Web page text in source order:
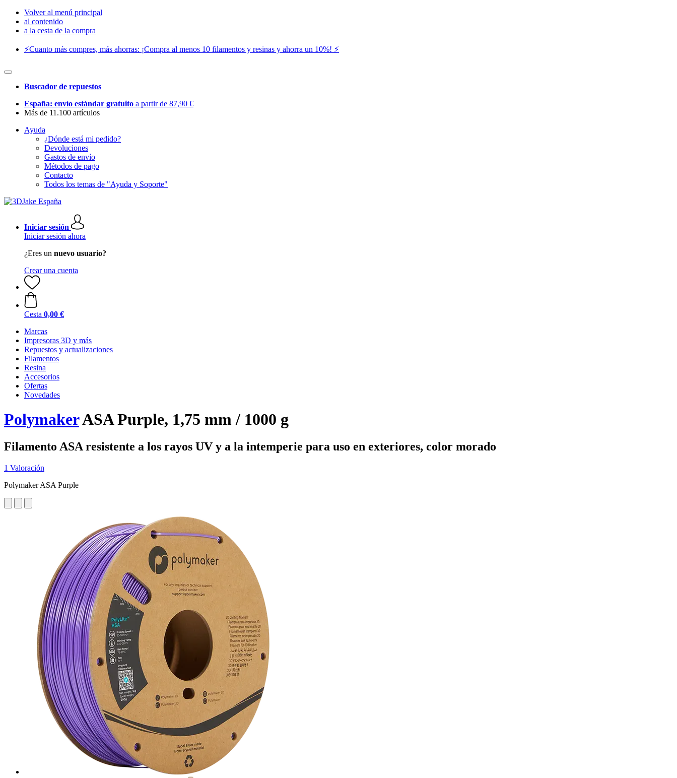
Volver al menú principal
al contenido
a la cesta de la compra
⚡️Cuanto más compres, más ahorras: ¡Compra al menos 10 filamentos y resinas y ahorra un 10%! ⚡️
Buscador de repuestos
España: envío estándar gratuito a partir de 87,90 €
Más de 11.100 artículos
Ayuda
¿Dónde está mi pedido?
Devoluciones
Gastos de envío
Métodos de pago
Contacto
Todos los temas de "Ayuda y Soporte"
Iniciar sesión
Iniciar sesión ahora
¿Eres un nuevo usuario?
Crear una cuenta
Cesta 0,00 €
Marcas
Impresoras 3D y más
Repuestos y actualizaciones
Filamentos
Resina
Accesorios
Ofertas
Novedades
PolymakerASA Purple, 1,75 mm / 1000 g
Filamento ASA resistente a los rayos UV y a la intemperie para uso en exteriores, color morado
1 Valoración
Polymaker ASA Purple